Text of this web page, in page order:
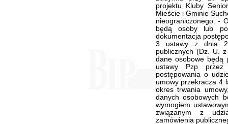
projektu Kluby
Mieście i Gminie
nieograniczonego. -
będą osoby lub
dokumentacja
3 ustawy z dnia
publicznych (Dz. U.
dane osobowe będą
ustawy Pzp
postępowania o
umowy przekracza 4
okres trwania
danych osobowych
wymogiem
związanym z
zamówienia